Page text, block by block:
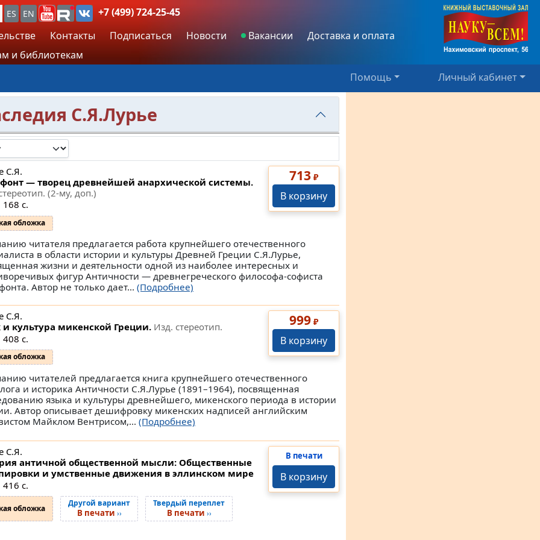
ES EN
+7 (499) 724-25-45
Контакты Подписаться Новости Вакансии
Доставка и оплата
и библиотекам
Помощь
Личный кабинет
С.Я.Лурье
713 ₽
В корзину
С.Я.
— творец древнейшей анархической системы.
(2-му, доп.)
с.
обложка
читателя предлагается работа крупнейшего отечественного
в области истории и культуры Древней Греции С.Я.Лурье,
жизни и деятельности одной из наиболее интересных и
фигур Античности — древнегреческого философа-софиста
Автор не только дает... (Подробнее)
999 ₽
В корзину
С.Я.
культура микенской Греции. Изд. стереотип.
с.
обложка
читателей предлагается книга крупнейшего отечественного
и историка Античности С.Я.Лурье (1891–1964), посвященная
языка и культуры древнейшего, микенского периода в истории
Автор описывает дешифровку микенских надписей английским
Майклом Вентрисом,... (Подробнее)
В печати
В корзину
С.Я.
античной общественной мысли: Общественные
и умственные движения в эллинском мире
с.
обложка Другой вариант
В печати ››
Твердый переплет
В печати ››